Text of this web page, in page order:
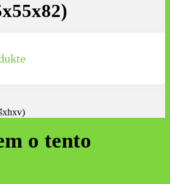
o tento